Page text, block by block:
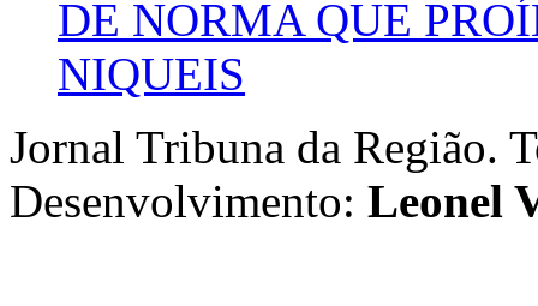
DE NORMA QUE
NIQUEIS
Jornal Tribuna da Região.
Desenvolvimento: Leonel